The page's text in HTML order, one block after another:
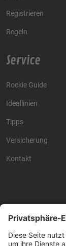
Registrieren
Regeln
Service
Rockie Guide
Ideallinien
Tipps
Versicherung
Kontakt